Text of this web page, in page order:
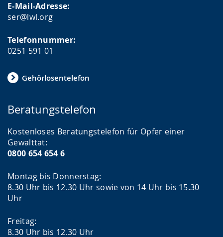
E-Mail-Adresse:
ser@lwl.org
Telefonnummer:
0251 591 01
Gehörlosentelefon
Beratungstelefon
Kostenloses Beratungstelefon für Opfer einer
Gewalttat:
0800 654 654 6
Montag bis Donnerstag:
8.30 Uhr bis 12.30 Uhr sowie von 14 Uhr bis 15.30
Uhr
Freitag:
8.30 Uhr bis 12.30 Uhr